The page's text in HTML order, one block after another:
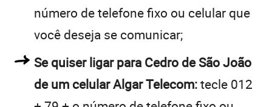
número de telefone fixo ou celular que
você deseja se comunicar;
Se quiser ligar para Cedro de São João
de um celular Algar Telecom:tecle 012